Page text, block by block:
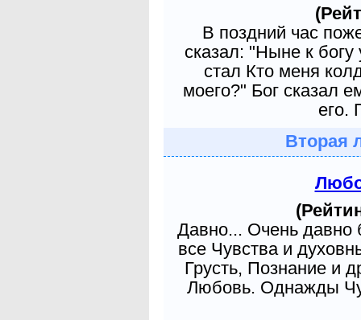
В поздний час
сказал: "Ныне к
стал Кто меня
моего?" Бог сказал
его.
Вторая
Давно... Очень давно
все Чувства и
Грусть, Познание и
Любовь. Однажды